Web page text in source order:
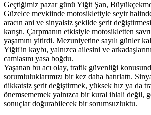
Geçtiğimiz pazar günü Yiğit Şan,
Güzelce mevkiinde motosikletiyle seyir
aracın ani ve sinyalsiz şekilde şerit
karıştı. Çarpmanın etkisiyle motosikletten
yaşamını yitirdi. Mezuniyetine sayılı günler
Yiğit'in kaybı, yalnızca ailesini ve
camiasını yasa boğdu.
Yaşanan bu acı olay, trafik güvenliği
sorumluluklarımızı bir kez daha hatırlattı.
dikkatsiz şerit değiştirmek, yüksek hız ya da
önemsememek yalnızca bir kural ihlali değil,
sonuçlar doğurabilecek bir sorumsuzluktu.